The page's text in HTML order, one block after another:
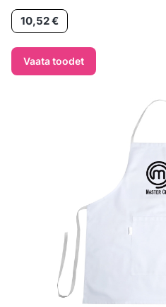
Hind10,52 €
Vaata toodet